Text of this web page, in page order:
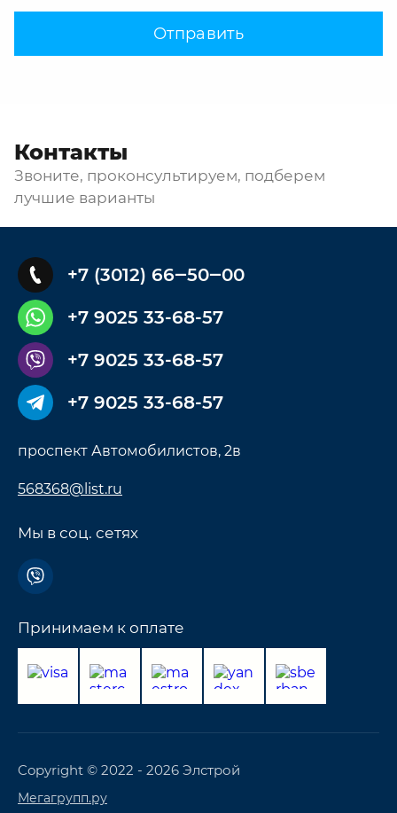
Отправить
Контакты
Звоните, проконсультируем, подберем
лучшие варианты
+7 (3012) 66‒50‒00
+7 9025 33-68-57
+7 9025 33-68-57
+7 9025 33-68-57
проспект Автомобилистов, 2в
568368@list.ru
Мы в соц. сетях
Принимаем к оплате
Copyright © 2022 - 2026 Элстрой
Мегагрупп.ру